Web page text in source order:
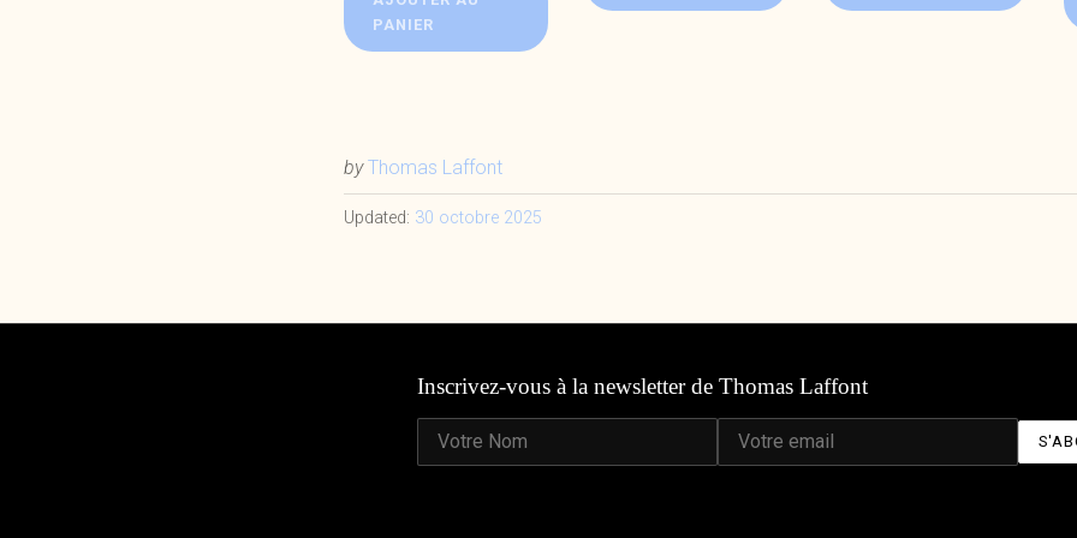
PANIER
by Thomas Laffont
Updated: 30 octobre 2025
Inscrivez-vous à la newsletter de Thomas Laffont